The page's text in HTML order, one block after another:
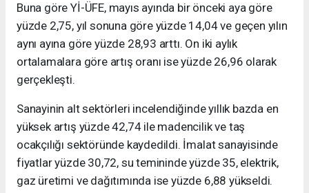
Buna göre Yİ-ÜFE, mayıs ayında bir önceki aya göre
yüzde 2,75, yıl sonuna göre yüzde 14,04 ve geçen yılın
aynı ayına göre yüzde 28,93 arttı. On iki aylık
ortalamalara göre artış oranı ise yüzde 26,96 olarak
gerçekleşti.
Sanayinin alt sektörleri incelendiğinde yıllık bazda en
yüksek artış yüzde 42,74 ile madencilik ve taş
ocakçılığı sektöründe kaydedildi. İmalat sanayisinde
fiyatlar yüzde 30,72, su temininde yüzde 35, elektrik,
gaz üretimi ve dağıtımında ise yüzde 6,88 yükseldi.